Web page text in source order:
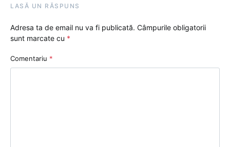
LASĂ UN RĂSPUNS
Adresa ta de email nu va fi publicată. Câmpurile obligatorii
sunt marcate cu *
Comentariu *